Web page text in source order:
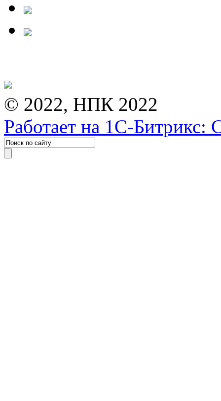
© 2022, НПК 2022
Работает на 1С-Битрикс: